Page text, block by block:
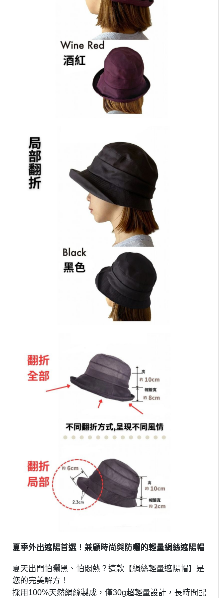
夏季外出遮陽首選！兼顧時尚與防曬的輕量絹絲遮陽帽
夏天出門怕曬黑、怕悶熱？這款【絹絲輕量遮陽帽】是
您的完美解方！
採用100%天然絹絲製成，僅30g超輕量設計，長時間配